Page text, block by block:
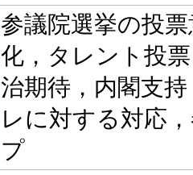
参議院選挙の投
化，タレント投
治期待，内閣支
レに対する対応
プ